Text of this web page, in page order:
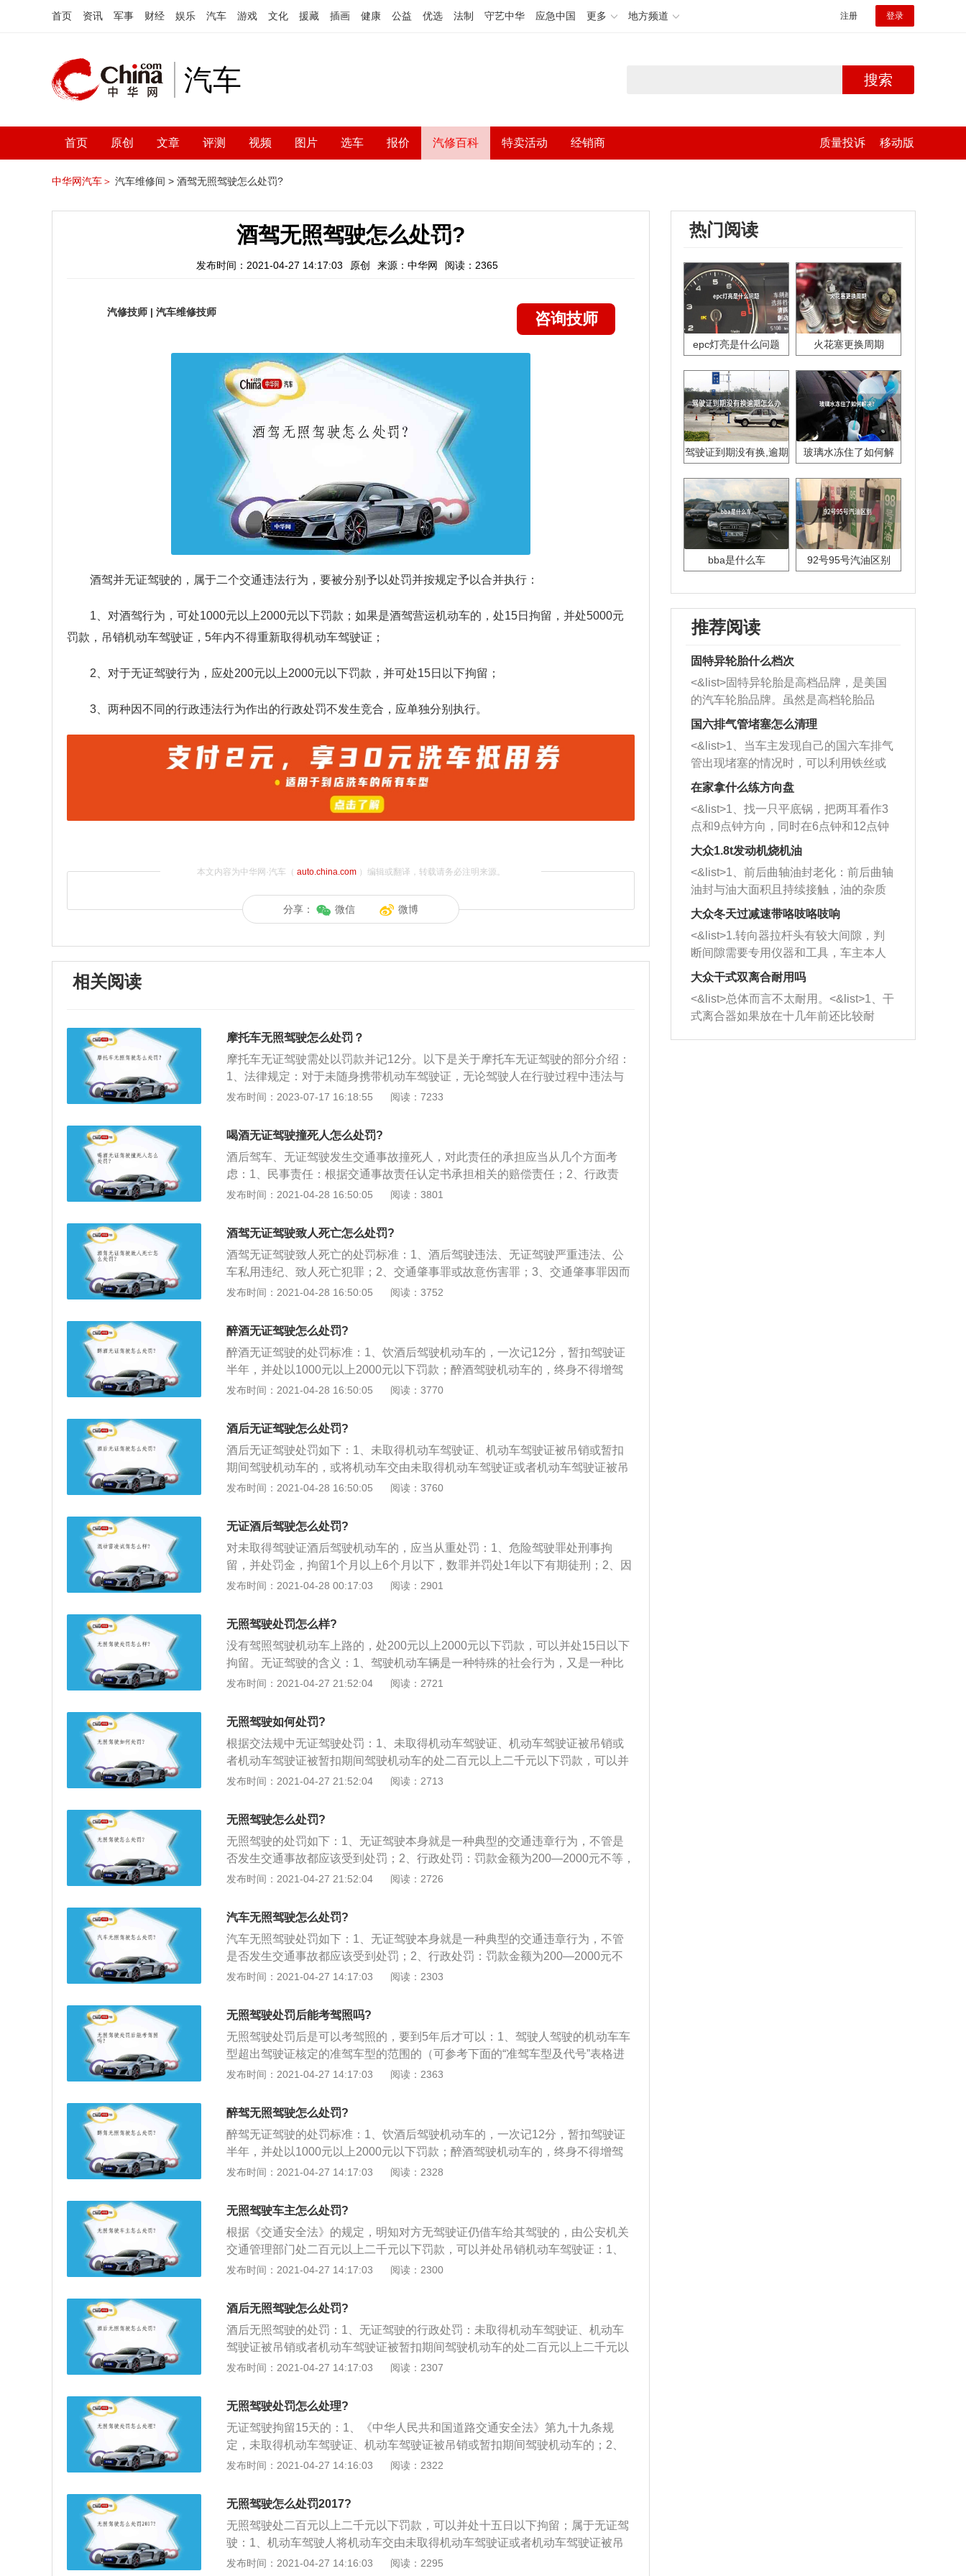
首页 资讯 军事 财经 娱乐 汽车 游戏 文化 援藏 插画 健康 公益 优选 法制 守艺中华 应急中国 更多 地方频道 注册 登录
汽车 搜索
首页 原创 文章 评测 视频 图片 选车 报价 汽修百科 特卖活动 经销商 质量投诉 移动版
中华网汽车＞ 汽车维修间 > 酒驾无照驾驶怎么处罚?
酒驾无照驾驶怎么处罚?
发布时间：2021-04-27 14:17:03 原创 来源：中华网 阅读：2365
汽修技师 | 汽车维修技师 咨询技师
酒驾并无证驾驶的，属于二个交通违法行为，要被分别予以处罚并按规定予以合并执行：
1、对酒驾行为，可处1000元以上2000元以下罚款；如果是酒驾营运机动车的，处15日拘留，并处5000元
罚款，吊销机动车驾驶证，5年内不得重新取得机动车驾驶证；
2、对于无证驾驶行为，应处200元以上2000元以下罚款，并可处15日以下拘留；
3、两种因不同的行政违法行为作出的行政处罚不发生竞合，应单独分别执行。
本文内容为中华网·汽车（ auto.china.com）编辑或翻译，转载请务必注明来源。
分享： 微信 微博
相关阅读
摩托车无照驾驶怎么处罚？
摩托车无证驾驶需处以罚款并记12分。以下是关于摩托车无证驾驶的部分介绍：
1、法律规定：对于未随身携带机动车驾驶证，无论驾驶人在行驶过程中违法与
否，均不得继续驾驶该车辆。公安机关交通管理部门应当扣留机动车，通知驾驶
若提供的驾驶证真实、合法但在时有违法行为，根据其违法的情况和未随身携带
驾驶证一并予以处罚，并及时退还机动车。
发布时间：2023-07-17 16:18:55 阅读：7233
喝酒无证驾驶撞死人怎么处罚?
酒后驾车、无证驾驶发生交通事故撞死人，对此责任的承担应当从几个方面考
虑：1、民事责任：根据交通事故责任认定书承担相关的赔偿责任；2、行政责
任：处1000元以上2000元以下罚款，处15日以下拘留；3、刑事责任：无驾驶资
任，构成交通肇事罪，处三年以下有期徒刑、拘役、管制。（不同的：不是酒
后、无证驾驶的，致使一人死亡或者重伤三人以上负事故全部或者主要责任，才
构成交通肇事罪）。
发布时间：2021-04-28 16:50:05 阅读：3801
酒驾无证驾驶致人死亡怎么处罚?
酒驾无证驾驶致人死亡的处罚标准：1、酒后驾驶违法、无证驾驶严重违法、公
车私用违纪、致人死亡犯罪；2、交通肇事罪或故意伤害罪；3、交通肇事罪因而
发生重大事故，致人重伤、死亡或者使公私财产遭受重大损失的，处三年以下有
发布时间：2021-04-28 16:50:05 阅读：3752
醉酒无证驾驶怎么处罚?
醉酒无证驾驶的处罚标准：1、饮酒后驾驶机动车的，一次记12分，暂扣驾驶证
半年，并处以1000元以上2000元以下罚款；醉酒驾驶机动车的，终身不得增驾
a、b照；2、只要有酗酒和吸毒史记录的驾驶员，一律禁止驾驶学校校车；3、此
一致，在规定期限内不得领取驾驶证。
发布时间：2021-04-28 16:50:05 阅读：3770
酒后无证驾驶怎么处罚?
酒后无证驾驶处罚如下：1、未取得机动车驾驶证、机动车驾驶证被吊销或暂扣
期间驾驶机动车的，或将机动车交由未取得机动车驾驶证或者机动车驾驶证被吊
销、暂扣的人驾驶的，由公安机关交通管理部门处200元以上2000元以下的罚
度时，饮酒驾驶机动车辆，罚款1000元—2000元、记12分并暂扣驾照6个月；饮
酒驾驶营运机动车，罚款5000元，记12分，处以15日以下拘留，并且5年内不得
重新获得驾照；3、这两种因不同的行政违法行为作出的行政处罚不发生竞合，
应单独分别执行。
发布时间：2021-04-28 16:50:05 阅读：3760
无证酒后驾驶怎么处罚?
对未取得驾驶证酒后驾驶机动车的，应当从重处罚：1、危险驾驶罪处刑事拘
留，并处罚金，拘留1个月以上6个月以下，数罪并罚处1年以下有期徒刑；2、因
此，酒后驾驶加无照驾驶的，按1-6个月监禁，在醉酒的基础上从重处罚；3、至
发布时间：2021-04-28 00:17:03 阅读：2901
无照驾驶处罚怎么样?
没有驾照驾驶机动车上路的，处200元以上2000元以下罚款，可以并处15日以下
拘留。无证驾驶的含义：1、驾驶机动车辆是一种特殊的社会行为，又是一种比
较复杂的操作技能，必须经过专门的培训，即必须到具有驾驶培训资榷的单位进
驶机动车辆的资格；2、2004年5月1日实施的《中华人民共和国道路交通安全
法》第十九条明确规定：“驾驶机动车，应当依法取得机动车驾驶证；驾驶人应当
按照驾驶证载明的准驾车型驾驶机动车；驾驶机动车时，应当随身携带机动车驾
驶证；3、”由此可见，未取得机动车驾驶证而驾驶机动车的行为，必然是无证驾
驶行为，但是，持有机动车驾驶证而驾驶机动车的行为不能一律认定为有证驾驶
态”。
发布时间：2021-04-27 21:52:04 阅读：2721
无照驾驶如何处罚?
根据交法规中无证驾驶处罚：1、未取得机动车驾驶证、机动车驾驶证被吊销或
者机动车驾驶证被暂扣期间驾驶机动车的处二百元以上二千元以下罚款，可以并
处十五日以下拘留；2、对于未随身携带机动车驾驶证的，无论驾驶人在行驶过
动车，通知驾驶人提供驾驶证。
发布时间：2021-04-27 21:52:04 阅读：2713
无照驾驶怎么处罚?
无照驾驶的处罚如下：1、无证驾驶本身就是一种典型的交通违章行为，不管是
否发生交通事故都应该受到处罚；2、行政处罚：罚款金额为200—2000元不等，
处以拘留；3、刑事处罚：有驾驶证出现交通事故，造成一人死亡三人重伤时，
的情况即可构成交通肇事罪。
发布时间：2021-04-27 21:52:04 阅读：2726
汽车无照驾驶怎么处罚?
汽车无照驾驶处罚如下：1、无证驾驶本身就是一种典型的交通违章行为，不管
是否发生交通事故都应该受到处罚；2、行政处罚：罚款金额为200—2000元不
等，处以拘留；3、刑事处罚：有驾驶证出现交通事故，造成一人死亡三人重伤
以上的情况即可构成交通肇事罪。
发布时间：2021-04-27 14:17:03 阅读：2303
无照驾驶处罚后能考驾照吗?
无照驾驶处罚后是可以考驾照的，要到5年后才可以：1、驾驶人驾驶的机动车车
型超出驾驶证核定的准驾车型的范围的（可参考下面的“准驾车型及代号”表格进
行对照），作无证驾驶处理（比如只持有C照的人开B照的车，或只持B照的人开
为无证驾驶；3、使用伪造、变造驾驶证或其他非法途径获取的驾驶证，或过期
超过一年而被注销，或被暂扣、吊销或撤消的，均视为无证驾驶。
发布时间：2021-04-27 14:17:03 阅读：2363
醉驾无照驾驶怎么处罚?
醉驾无证驾驶的处罚标准：1、饮酒后驾驶机动车的，一次记12分，暂扣驾驶证
半年，并处以1000元以上2000元以下罚款；醉酒驾驶机动车的，终身不得增驾
a、b照；2、只要有酗酒和吸毒史记录的驾驶员，一律禁止驾驶学校校车；3、此
一致，在规定期限内不得领取驾驶证。
发布时间：2021-04-27 14:17:03 阅读：2328
无照驾驶车主怎么处罚?
根据《交通安全法》的规定，明知对方无驾驶证仍借车给其驾驶的，由公安机关
交通管理部门处二百元以上二千元以下罚款，可以并处吊销机动车驾驶证：1、
《道路交通安全法》第九十九条规定：有以下二点行为之一的，由公安机关交通
证被吊销或者机动车驾驶证被暂扣期间驾驶机动车的；3、将机动车交由未取得
机动车驾驶证或者机动车驾驶证被吊销、暂扣的人驾驶的。
发布时间：2021-04-27 14:17:03 阅读：2300
酒后无照驾驶怎么处罚?
酒后无照驾驶的处罚：1、无证驾驶的行政处罚：未取得机动车驾驶证、机动车
驾驶证被吊销或者机动车驾驶证被暂扣期间驾驶机动车的处二百元以上二千元以
下罚款，可以并处十五日以下拘留；2、酒驾的行政处罚：酒驾但未造成醉酒驾
月；饮酒驾驶营运机动车，罚款5000元，记12分，处以15日以下拘留，并且5年
内不得重新获得驾照；3、这两种因不同的行政违法行为作出的行政处罚不发生
竞合，应单独分别执行。
发布时间：2021-04-27 14:17:03 阅读：2307
无照驾驶处罚怎么处理?
无证驾驶拘留15天的：1、《中华人民共和国道路交通安全法》第九十九条规
定，未取得机动车驾驶证、机动车驾驶证被吊销或暂扣期间驾驶机动车的；2、
或将机动车交由未取得机动车驾驶证或者机动车驾驶证被吊销、暂扣的人驾驶
5天的处罚。
发布时间：2021-04-27 14:16:03 阅读：2322
无照驾驶怎么处罚2017?
无照驾驶处二百元以上二千元以下罚款，可以并处十五日以下拘留；属于无证驾
驶：1、机动车驾驶人将机动车交由未取得机动车驾驶证或者机动车驾驶证被吊
销、暂扣的人驾驶的，扣留机动车驾驶证，可并处吊销机动车驾驶证；2、未取
发布时间：2021-04-27 14:16:03 阅读：2295
热门阅读
epc灯亮是什么问题 火花塞更换周期
驾驶证到期没有换,逾期
玻璃水冻住了如何解
bba是什么车 92号95号汽油区别
推荐阅读
固特异轮胎什么档次
<&list>固特异轮胎是高档品牌，是美国
的汽车轮胎品牌。虽然是高档轮胎品
牌，但是中高低端的轮胎都有生产，这
也是为了更好的开拓市场。
国六排气管堵塞怎么清理
<&list>1、当车主发现自己的国六车排气
管出现堵塞的情况时，可以利用铁丝或
者是细棍，直接将杂物给取出来，如果
堵塞情况比较严重，也可以采取应急措
施。 <&list>2、直接利用木棍将所有的
杂物推到排气管里面的位置处，然后将
三元催化器拆解开，就可以将堵塞的东
西取出来。但如果是因为积碳过多引起
的堵塞，就需要将三元催化器泡在草酸
洗剂对堵塞的情况得到解决，将清洗剂
放在燃油箱中，与燃油混合后，车辆启
动时，就可以和汽油一起进入到燃烧
室，最后形成废气排出，就可以让三元
催化器得到清洗，排气管堵塞的情况就
能够得到解决。
在家拿什么练方向盘
<&list>1、找一只平底锅，把两耳看作3
点和9点钟方向，同时在6点钟和12点钟
方向做一个标记。 <&list>2、双手握住
一圈半的练习，往右同样也要打相同的
圈数。 <&list>3、最后强调要反复练
习，这样就可以形成肌肉记忆，在真实
驾驶车辆时，不需要记忆也能打好方
向。
大众1.8t发动机烧机油
<&list>1、前后曲轴油封老化：前后曲轴
油封与油大面积且持续接触，油的杂质
和发动机内持续温度变化使其密封效果
逐渐减弱，导致渗油或漏油。<&list>2、
活塞间隙过大：积碳会使活塞环与缸体
的间隙扩大，导致机油流入燃烧室中，
造成烧机油。<&list>3、机油粘度。使用
机油粘度过小的话，同样会有烧机油现
象，机油粘度过小具有很好的流动性，
大众冬天过减速带咯吱咯吱响
<&list>1.转向器拉杆头有较大间隙，判
断间隙需要专用仪器和工具，车主本人
无法制作，需要将车辆送到修理厂或4s
店；<&list>2.车辆半轴套管防尘罩破
裂，破裂后会出现漏油现象，使半轴磨
损严重，磨损的半轴容易损坏，产生异
响；<&list>3.稳定器的转向胶套和球头
大众干式双离合耐用吗
<&list>总体而言不太耐用。<&list>1、干
式离合器如果放在十几年前还比较耐